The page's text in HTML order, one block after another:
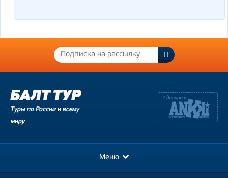
Туры по России и всему
миру
Меню